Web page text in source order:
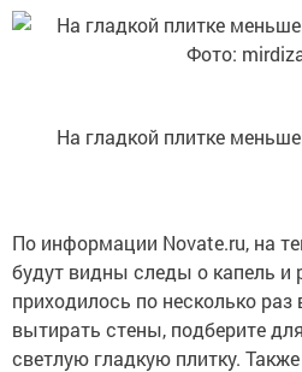
На гладкой плитке
По информации Novate.ru, на
будут видны следы о капель и
приходилось по несколько
вытирать стены, подберите
светлую гладкую плитку. Также